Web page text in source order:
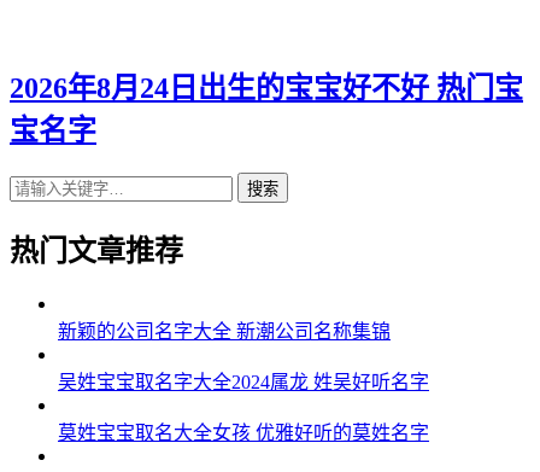
2026年8月24日出生的宝宝好不好 热门宝
宝名字
搜索
热门文章推荐
新颖的公司名字大全 新潮公司名称集锦
吴姓宝宝取名字大全2024属龙 姓吴好听名字
莫姓宝宝取名大全女孩 优雅好听的莫姓名字